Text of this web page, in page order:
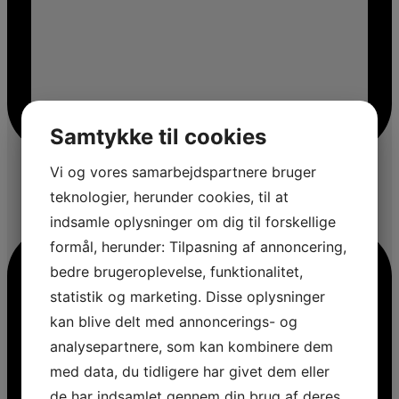
Samtykke til cookies
Vi og vores samarbejdspartnere bruger
teknologier, herunder cookies, til at
indsamle oplysninger om dig til forskellige
formål, herunder: Tilpasning af annoncering,
bedre brugeroplevelse, funktionalitet,
statistik og marketing. Disse oplysninger
kan blive delt med annoncerings- og
analysepartnere, som kan kombinere dem
med data, du tidligere har givet dem eller